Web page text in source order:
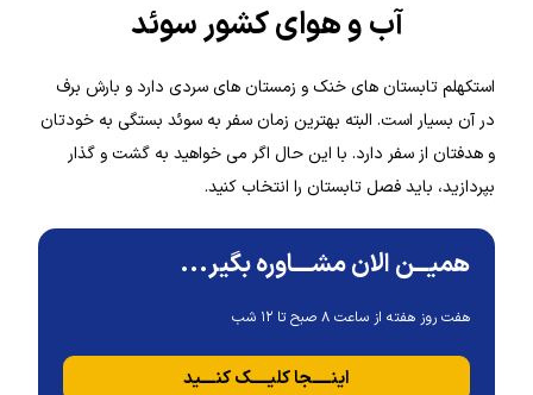
آب و هوای کشور سوئد
استکهلم تابستان های خنک و زمستان های سردی دارد و بارش برف
در آن بسیار است. البته بهترین زمان سفر به سوئد بستگی به خودتان
و هدفتان از سفر دارد. با این حال اگر می خواهید به گشت و گذار
بپردازید، باید فصل تابستان را انتخاب کنید.
همیـــن الان مشــــاوره بگیر...
هفت روز هفته از ساعت ۸ صبح تا ۱۲ شب
اینـــــجا کلیـــــک کنــــید